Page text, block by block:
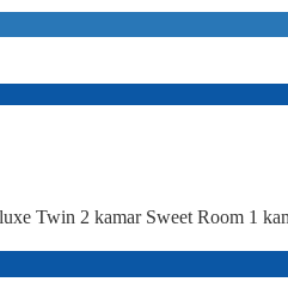
Twin 2 kamar Sweet Room 1